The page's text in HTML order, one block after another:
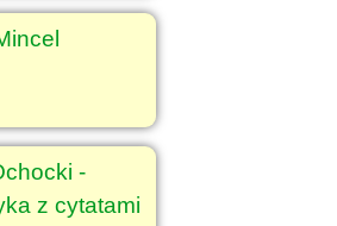
-
z cytatami